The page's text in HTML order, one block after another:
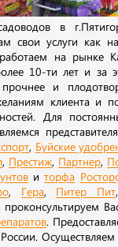
в
свои услуги как
на рынке
10-ти лет и за
прочнее и
клиента и
Для
Буйские
Престиж Партнер
иторфа
Гера, Питер Пит
проконсультируем
.
России.